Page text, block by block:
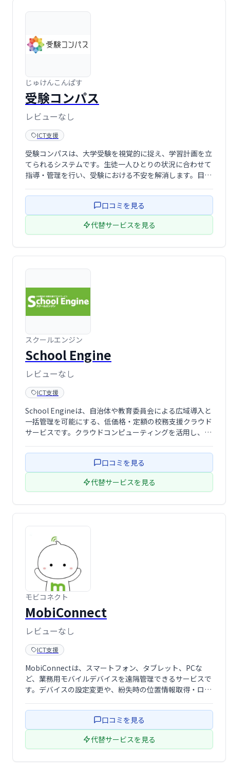
じゅけんこんぱす
受験コンパス
レビューなし
ICT支援
受験コンパスは、大学受験を視覚的に捉え、学習計画を立
てられるシステムです。生徒一人ひとりの状況に合わせて
指導・管理を行い、受験における不安を解消します。目標
口コミを見る
代替サービスを見る
スクールエンジン
School Engine
レビューなし
ICT支援
School Engineは、自治体や教育委員会による広域導入と
一括管理を可能にする、低価格・定額の校務支援クラウド
サービスです。クラウドコンピューティングを活用し、各
したサービス提供で、教育現場の負担軽減に貢献します。
口コミを見る
代替サービスを見る
モビコネクト
MobiConnect
レビューなし
ICT支援
MobiConnectは、スマートフォン、タブレット、PCな
ど、業務用モバイルデバイスを遠隔管理できるサービスで
す。デバイスの設定変更や、紛失時の位置情報取得・ロッ
バイスセキュリティ強化と業務効率化を実現します。
口コミを見る
代替サービスを見る